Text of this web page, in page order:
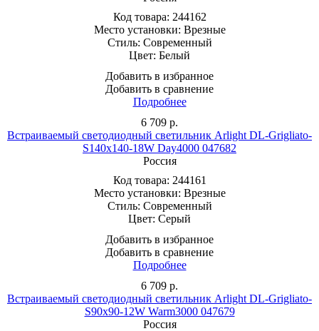
Код товара: 244162
Место установки: Врезные
Стиль: Современный
Цвет: Белый
Добавить в избранное
Добавить в сравнение
Подробнее
6 709 р.
Встраиваемый светодиодный светильник Arlight DL-Grigliato-
S140x140-18W Day4000 047682
Россия
Код товара: 244161
Место установки: Врезные
Стиль: Современный
Цвет: Серый
Добавить в избранное
Добавить в сравнение
Подробнее
6 709 р.
Встраиваемый светодиодный светильник Arlight DL-Grigliato-
S90x90-12W Warm3000 047679
Россия